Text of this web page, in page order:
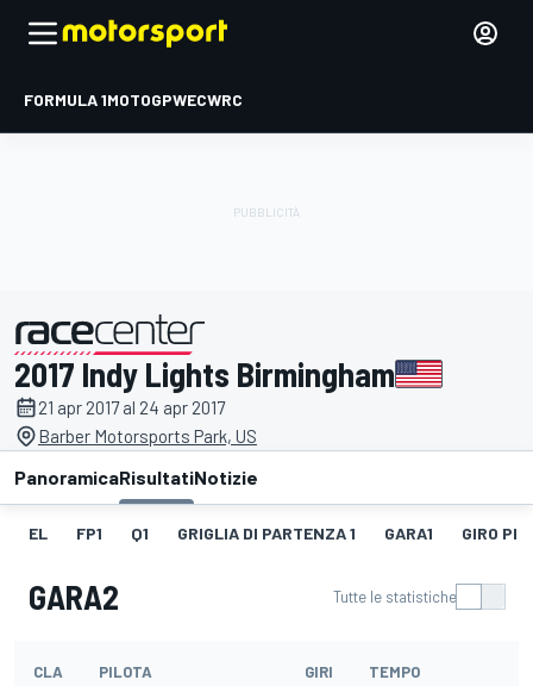
FORMULA 1MOTOGPWECWRC
presentato da
2017 Indy Lights Birmingham
21 apr 2017 al 24 apr 2017
Barber Motorsports Park, US
PanoramicaRisultatiNotizie
EL FP1 Q1 GRIGLIA DI PARTENZA 1 GARA1 GIRO PIÙ
GARA2 Tutte le statistiche
CLA PILOTA GIRI TEMPO